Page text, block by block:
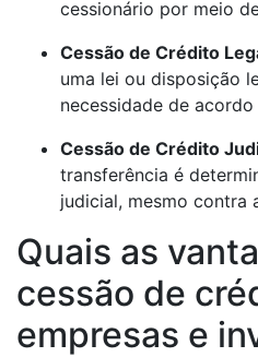
cessionário por meio
Cessão de Crédito
uma lei ou disposição
necessidade de
Cessão de Crédito
transferência é
judicial, mesmo contra
Quais as
cessão de
empresas e